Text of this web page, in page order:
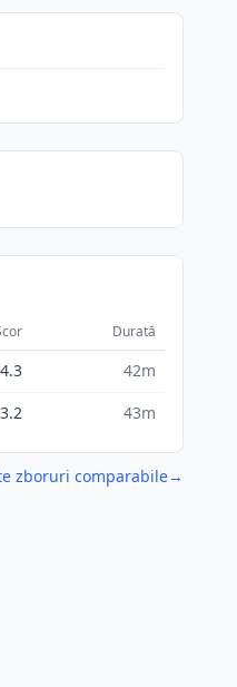
Durată
42m
43m
zboruri comparabile→